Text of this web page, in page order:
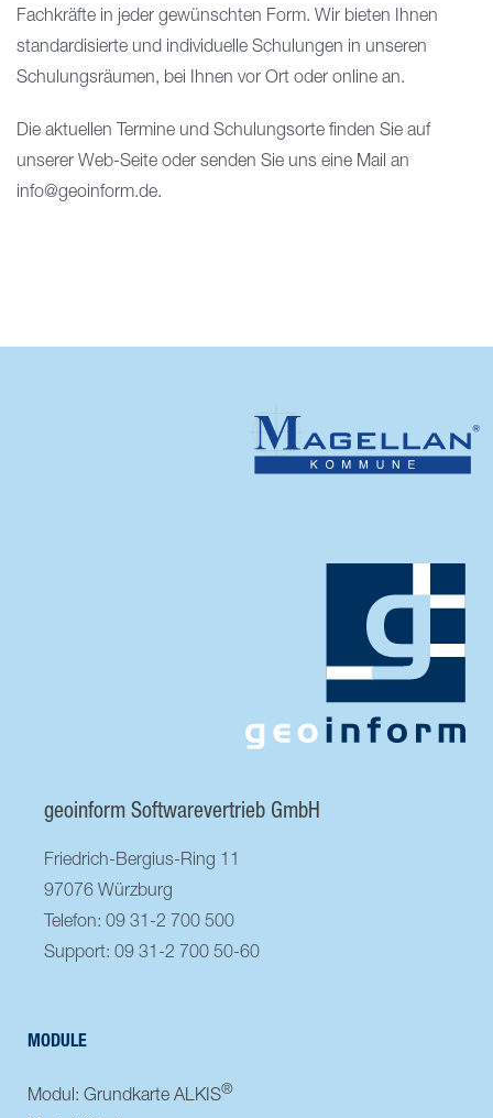
Fachkräfte in jeder gewünschten Form. Wir bieten Ihnen
standardisierte und individuelle Schulungen in unseren
Schulungsräumen, bei Ihnen vor Ort oder online an.
Die aktuellen Termine und Schulungsorte finden Sie auf
unserer Web-Seite oder senden Sie uns eine Mail an
info@geoinform.de.
geoinform Softwarevertrieb GmbH
Friedrich-Bergius-Ring 11
97076 Würzburg
Telefon: 09 31-2 700 500
Support: 09 31-2 700 50-60
MODULE
Modul: Grundkarte ALKIS®